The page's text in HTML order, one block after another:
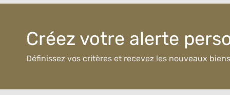
Créez votre alerte
Définissez vos critères et recevez les nouveaux